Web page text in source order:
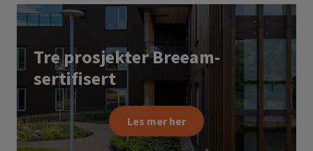
Tre prosjekter Breeam-
sertifisert
Les mer her